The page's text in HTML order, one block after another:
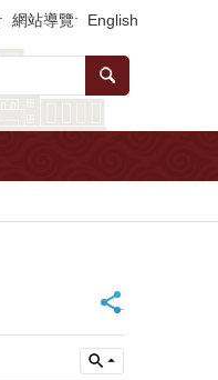
網站導覽 English
_